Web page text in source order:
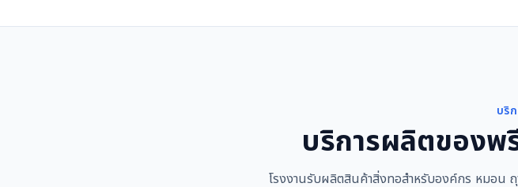
บริ
บริการผลิตของพ
โรงงานรับผลิตสินค้าสิ่งทอสำหรับองค์กร หมอน